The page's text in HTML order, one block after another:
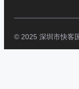
© 2025 深圳市快客